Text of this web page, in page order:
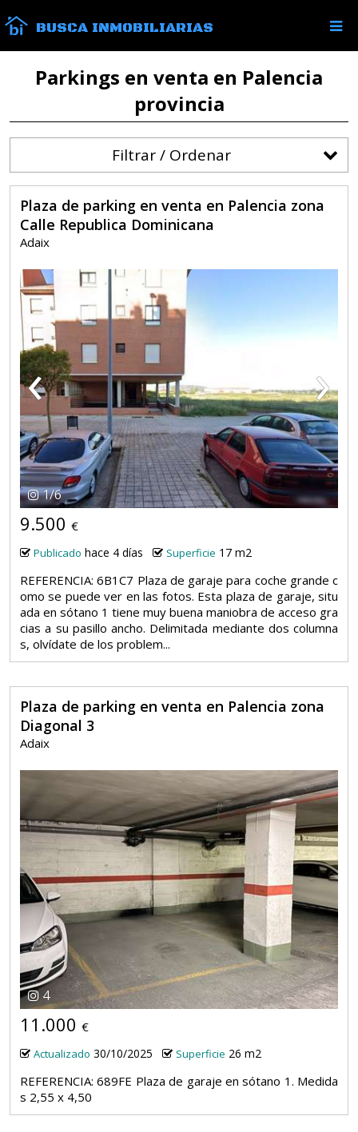
BUSCA INMOBILIARIAS
Parkings en venta en Palencia
provincia
Filtrar / Ordenar
Plaza de parking en venta en Palencia zona
Calle Republica Dominicana
Adaix
‹ ›
1/6
9.500 €
Publicado hace 4 días Superficie 17 m2
REFERENCIA: 6B1C7 Plaza de garaje para coche grande c
omo se puede ver en las fotos. Esta plaza de garaje, situ
ada en sótano 1 tiene muy buena maniobra de acceso gra
cias a su pasillo ancho. Delimitada mediante dos columna
s, olvídate de los problem...
Plaza de parking en venta en Palencia zona
Diagonal 3
Adaix
4
11.000 €
Actualizado 30/10/2025 Superficie 26 m2
REFERENCIA: 689FE Plaza de garaje en sótano 1. Medida
s 2,55 x 4,50